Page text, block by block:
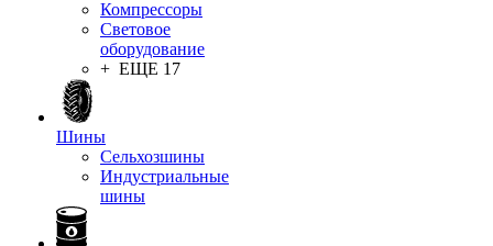
Компрессоры
Световое
оборудование
+ ЕЩЕ 17
Шины
Сельхозшины
Индустриальные
шины